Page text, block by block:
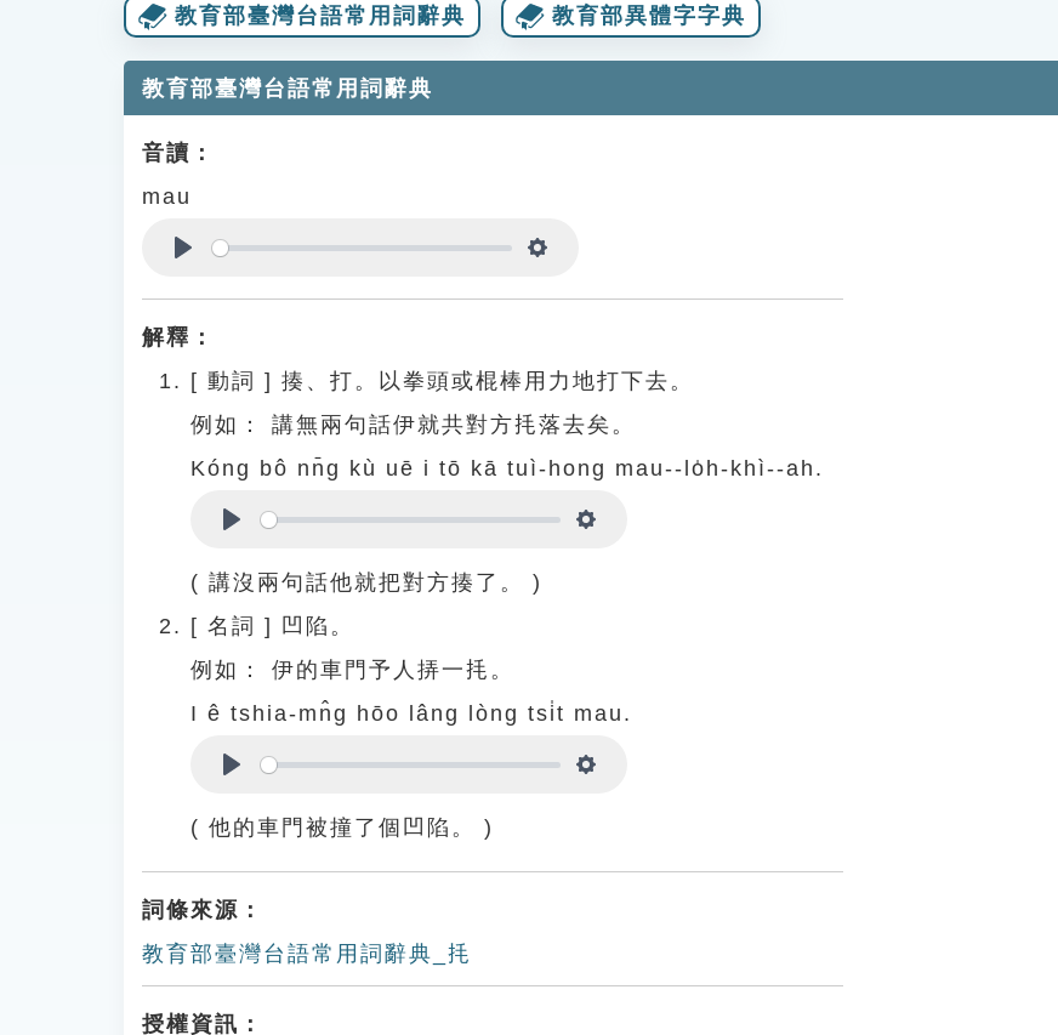
教育部臺灣台語常用詞辭典 教育部異體字字典
教育部臺灣台語常用詞辭典
音讀：
mau
解釋：
[ 動詞 ] 揍、打。以拳頭或棍棒用力地打下去。
例如：
講無兩句話伊就共對方㧌落去矣。
Kóng bô nn̄g kù uē i tō kā tuì-hong mau--lo̍h-khì--ah.
( 講沒兩句話他就把對方揍了。 )
[ 名詞 ] 凹陷。
例如：
伊的車門予人挵一㧌。
I ê tshia-mn̂g hōo lâng lòng tsi̍t mau.
( 他的車門被撞了個凹陷。 )
詞條來源：
教育部臺灣台語常用詞辭典_㧌
授權資訊：